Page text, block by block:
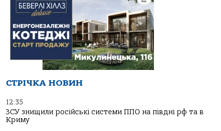
СТРІЧКА НОВИН
12:35
ЗСУ знищили російські системи ППО на півдні рф та в
Криму